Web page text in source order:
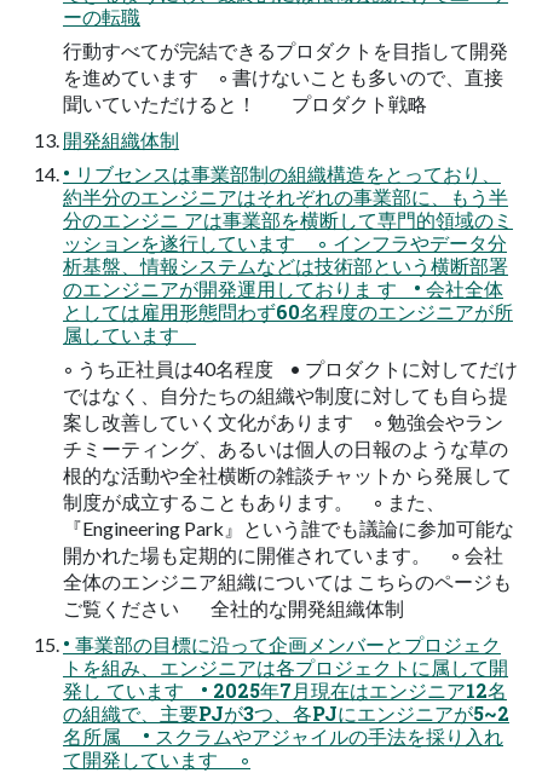
ーの転職
行動すべてが完結できるプロダクトを目指して開発
を進めています ◦ 書けないことも多いので、直接
聞いていただけると！ プロダクト戦略
開発組織体制
• リブセンスは事業部制の組織構造をとっており、
約半分のエンジニアはそれぞれの事業部に、もう半
分のエンジニ アは事業部を横断して専門的領域のミ
ッションを遂行しています ◦ インフラやデータ分
析基盤、情報システムなどは技術部という横断部署
のエンジニアが開発運用しておりま す • 会社全体
としては雇用形態問わず60名程度のエンジニアが所
属しています
◦ うち正社員は40名程度 • プロダクトに対してだけ
ではなく、自分たちの組織や制度に対しても自ら提
案し改善していく文化があります ◦ 勉強会やラン
チミーティング、あるいは個人の日報のような草の
根的な活動や全社横断の雑談チャットか ら発展して
制度が成立することもあります。 ◦ また、
『Engineering Park』という誰でも議論に参加可能な
開かれた場も定期的に開催されています。 ◦ 会社
全体のエンジニア組織については こちらのページも
ご覧ください 全社的な開発組織体制
• 事業部の目標に沿って企画メンバーとプロジェク
トを組み、エンジニアは各プロジェクトに属して開
発し ています • 2025年7月現在はエンジニア12名
の組織で、主要PJが3つ、各PJにエンジニアが5~2
名所属 • スクラムやアジャイルの手法を採り入れ
て開発しています ◦